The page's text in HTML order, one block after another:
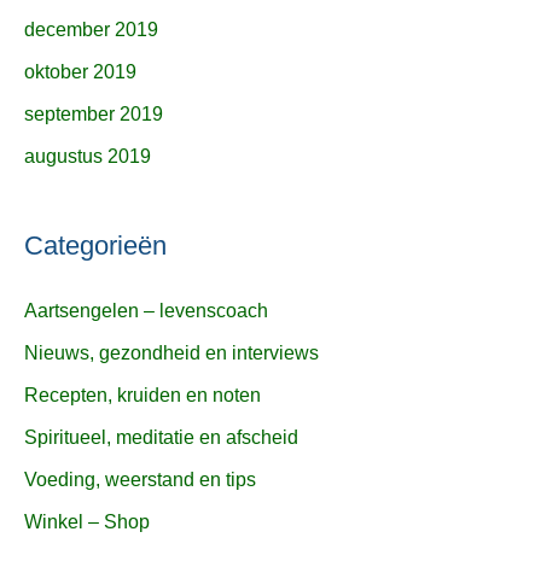
december 2019
oktober 2019
september 2019
augustus 2019
Categorieën
Aartsengelen – levenscoach
Nieuws, gezondheid en interviews
Recepten, kruiden en noten
Spiritueel, meditatie en afscheid
Voeding, weerstand en tips
Winkel – Shop